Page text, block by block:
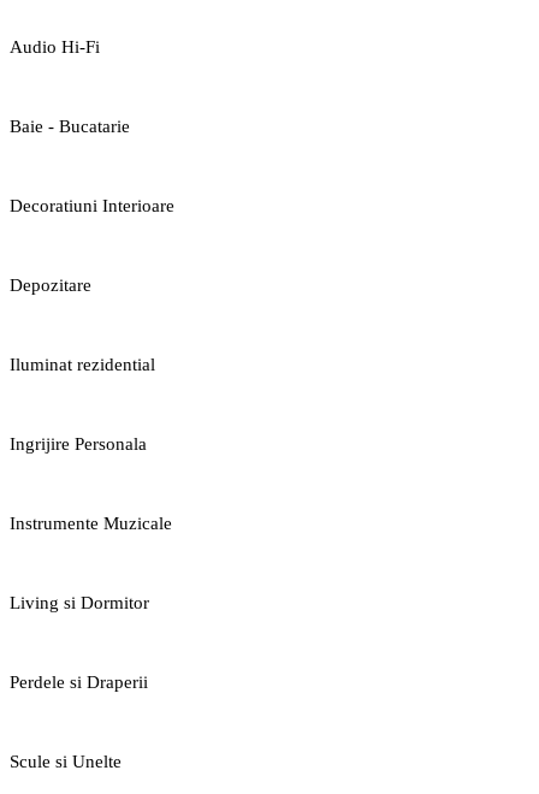
Audio Hi-Fi
Baie - Bucatarie
Decoratiuni Interioare
Depozitare
Iluminat rezidential
Ingrijire Personala
Instrumente Muzicale
Living si Dormitor
Perdele si Draperii
Scule si Unelte